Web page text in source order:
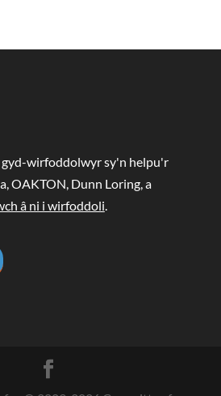
gyd-wirfoddolwyr sy'n helpu'r
OAKTON, Dunn Loring, a
â ni i wirfoddoli.